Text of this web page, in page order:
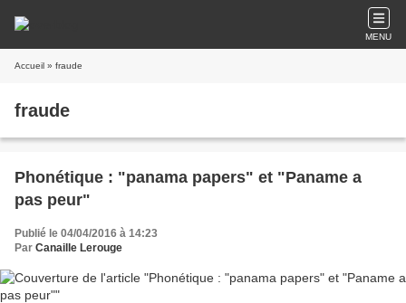
MENU
Accueil » fraude
fraude
Phonétique : "panama papers" et "Paname a
pas peur"
Publié le 04/04/2016 à 14:23
Par Canaille Lerouge